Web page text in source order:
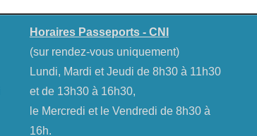
Horaires Passeports - CNI
(sur rendez-vous uniquement)
Lundi, Mardi et Jeudi de 8h30 à 11h30
et de 13h30 à 16h30,
le Mercredi et le Vendredi de 8h30 à
16h.